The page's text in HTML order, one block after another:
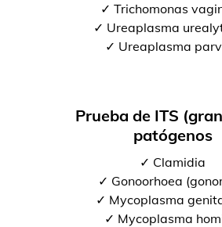
✓ Trichomonas
✓ Ureaplasma
✓ Ureaplasma
Prueba de ITS
patógenos
✓ Clamidia
✓ Gonoorhoea
✓ Mycoplasma
✓ Mycoplasma